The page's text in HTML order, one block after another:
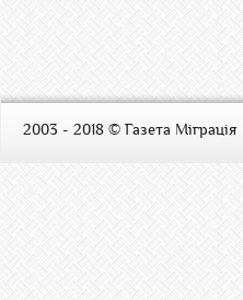
2003 - 2018 © Газета Міграція